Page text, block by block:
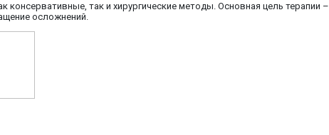
консервативные, так и хирургические методы. Основная цель терапии –
осложнений.